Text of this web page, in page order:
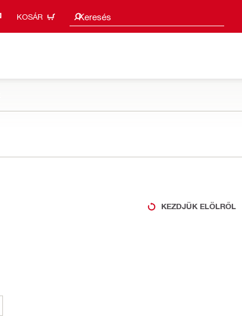
KOSÁR Keresés
Keresési javaslatok
KEZDJÜK ELÖLRŐL